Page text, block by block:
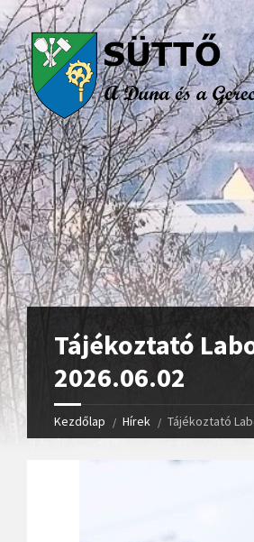
Tájékoztató
2026.06.02
Kezdőlap Hírek Tájékoztató